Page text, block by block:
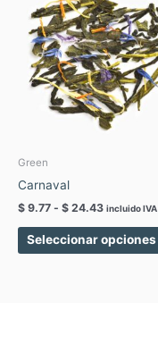
Green
Carnaval
$ 9.77 - $ 24.43
precios:
desde
$ 9.77
hasta
$ 24.43
incluido IVA
Seleccionar opciones